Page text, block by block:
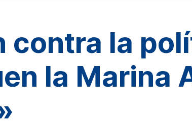
contra la
la Marina